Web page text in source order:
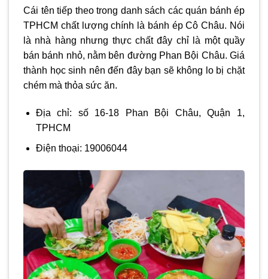
Cái tên tiếp theo trong danh sách các quán bánh ép
TPHCM chất lượng chính là bánh ép Cô Châu. Nói
là nhà hàng nhưng thực chất đây chỉ là một quầy
bán bánh nhỏ, nằm bên đường Phan Bội Châu. Giá
thành học sinh nên đến đây bạn sẽ không lo bị chặt
chém mà thỏa sức ăn.
Địa chỉ: số 16-18 Phan Bội Châu, Quận 1,
TPHCM
Điện thoại: 19006044